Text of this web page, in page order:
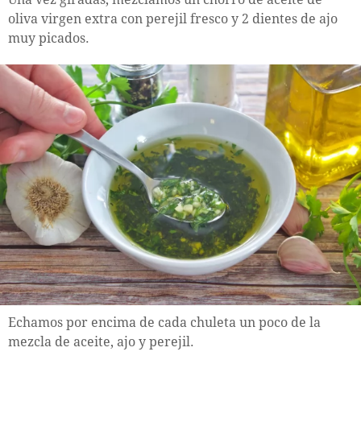
oliva virgen extra con perejil fresco y 2 dientes de ajo
muy picados.
Echamos por encima de cada chuleta un poco de la
mezcla de aceite, ajo y perejil.